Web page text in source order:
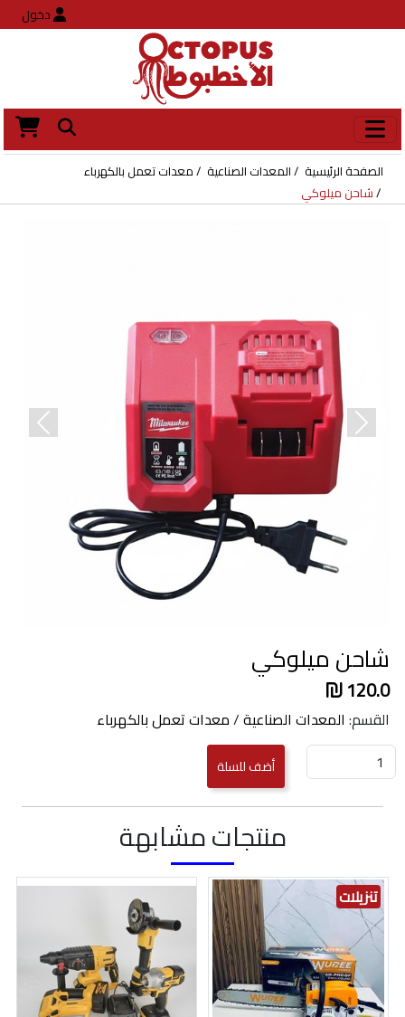
دخول
الصفحة الرئيسية المعدات الصناعية
معدات تعمل بالكهرباء
شاحن ميلوكي
Next
شاحن ميلوكي
120.0
القسم: المعدات الصناعية/معدات تعمل بالكهرباء
منتجات مشابهة
تنزيلات